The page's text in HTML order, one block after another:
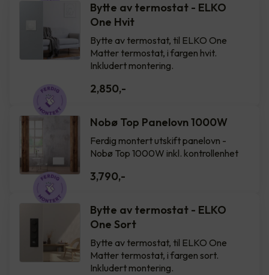
Bytte av termostat - ELKO
One Hvit
Bytte av termostat, til ELKO One
Matter termostat, i fargen hvit.
Inkludert montering.
2,850,-
Nobø Top Panelovn 1000W
Ferdig montert utskift panelovn -
Nobø Top 1000W inkl. kontrollenhet
3,790,-
Bytte av termostat - ELKO
One Sort
Bytte av termostat, til ELKO One
Matter termostat, i fargen sort.
Inkludert montering.